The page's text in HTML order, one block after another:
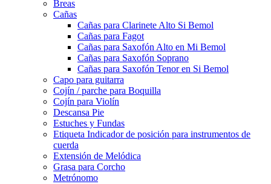
Breas
Cañas
Cañas para Clarinete Alto Si Bemol
Cañas para Fagot
Cañas para Saxofón Alto en Mi Bemol
Cañas para Saxofón Soprano
Cañas para Saxofón Tenor en Si Bemol
Capo para guitarra
Cojín / parche para Boquilla
Cojín para Violín
Descansa Pie
Estuches y Fundas
Etiqueta Indicador de posición para instrumentos de
cuerda
Extensión de Melódica
Grasa para Corcho
Metrónomo